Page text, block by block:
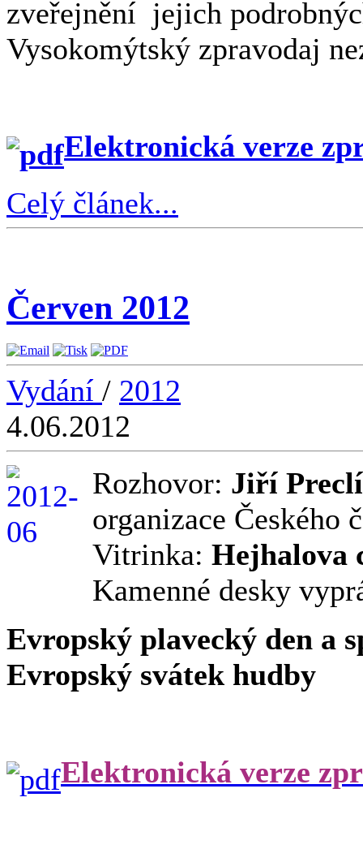
zveřejnění jejich
Vysokomýtský zpravodaj
Elektronická verze
Celý článek...
Červen 2012
Vydání / 2012
4.06.2012
Rozhovor: Jiří
organizace Českého
Vitrinka: Hejhalova
Kamenné desky
Evropský plavecký den a
Evropský svátek hudby
Elektronická verze